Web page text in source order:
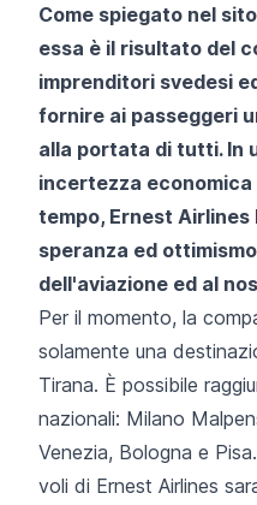
Come spiegato nel
essa è il risultato del
imprenditori svedesi
fornire ai passeggeri
alla portata di tutti. In
incertezza
tempo, Ernest Airlines
speranza ed
dell'aviazione ed al
Per il momento, la
solamente una
Tirana. È possibile
nazionali: Milano
Venezia, Bologna e
voli di Ernest Airlines